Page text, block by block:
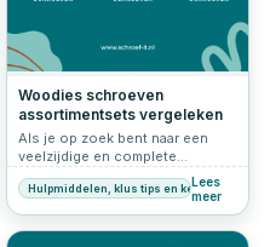
Woodies schroeven
assortimentsets vergeleken
Als je op zoek bent naar een
veelzijdige en complete
assortimentsets van Woodies
een uitstekende keuze. In dit
artikel vergelijken we drie
Hulpmiddelen, klus tips en keuzehulp
Lees
meer